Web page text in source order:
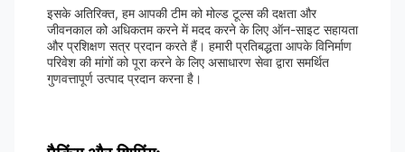
इसके अतिरिक्त, हम आपकी टीम को मोल्ड टूल्स की दक्षता और
जीवनकाल को अधिकतम करने में मदद करने के लिए ऑन-साइट सहायता
और प्रशिक्षण सत्र प्रदान करते हैं। हमारी प्रतिबद्धता आपके विनिर्माण
परिवेश की मांगों को पूरा करने के लिए असाधारण सेवा द्वारा समर्थित
गुणवत्तापूर्ण उत्पाद प्रदान करना है।